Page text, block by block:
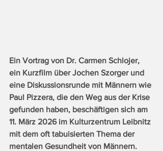
Ein Vortrag von Dr. Carmen Schlojer,
ein Kurzfilm über Jochen Szorger und
eine Diskussionsrunde mit Männern wie
Paul Pizzera, die den Weg aus der Krise
gefunden haben, beschäftigen sich am
11. März 2026 im Kulturzentrum Leibnitz
mit dem oft tabuisierten Thema der
mentalen Gesundheit von Männern.